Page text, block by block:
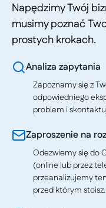
Napędzimy Twój
musimy poznać
prostych krokach.
Analiza zapytania
Zapoznamy się z
odpowiedniego
problem i
Zaproszenie na
Odezwiemy się do
(online lub przez
przeanalizujemy
przed którym stoisz.